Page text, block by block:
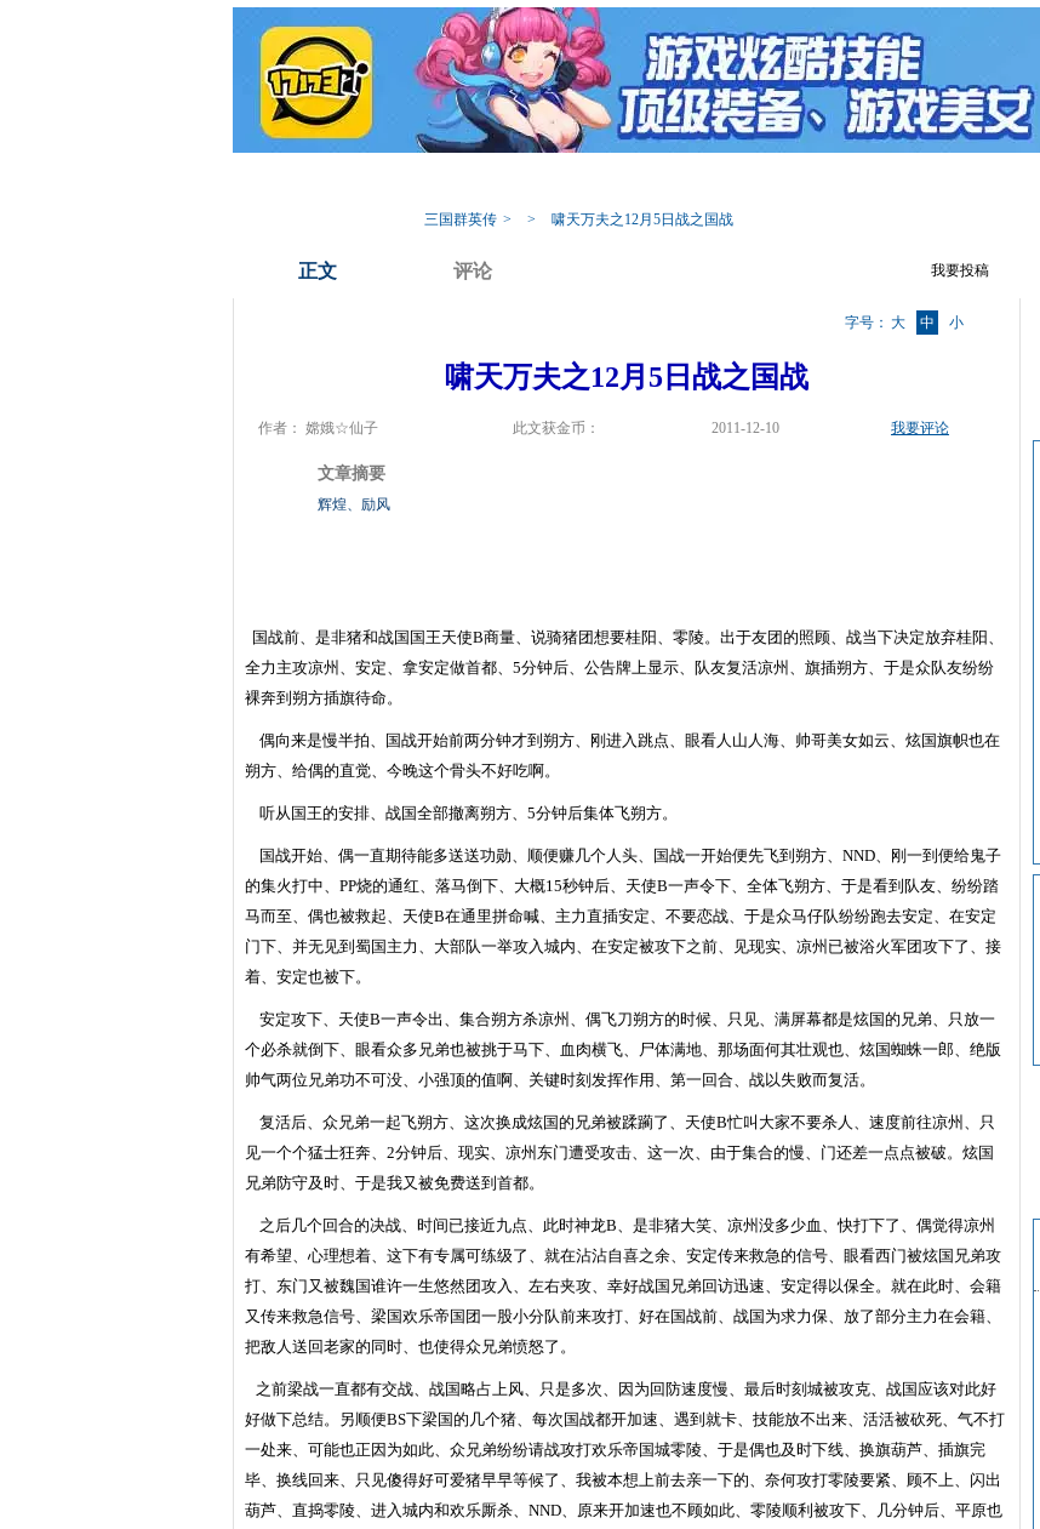
三国群英传 > > 啸天万夫之12月5日战之国战
正文 评论 我要投稿
字号： 大 中 小
啸天万夫之12月5日战之国战
作者： 嫦娥☆仙子 此文获金币： 2011-12-10 我要评论
文章摘要
辉煌、励风
国战前、是非猪和战国国王天使B商量、说骑猪团想要桂阳、零陵。出于友团的照顾、战当下决定放弃桂阳、
全力主攻凉州、安定、拿安定做首都、 5分钟后、公告牌上显示、队友复活凉州、旗插朔方、于是众队友纷纷
裸奔到朔方插旗待命。
偶向来是慢半拍、国战开始前两分钟才到朔方、刚进入跳点、眼看人山人海、帅哥美女如云、炫国旗帜也在
朔方、给偶的直觉、今晚这个骨头不好吃啊。
听从国王的安排、战国全部撤离朔方、 5分钟后集体飞朔方。
国战开始、偶一直期待能多送送功勋、顺便赚几个人头、国战一开始便先飞到朔方、 NND、刚一到便给鬼子
的集火打中、 PP烧的通红、落马倒下、大概15秒钟后、天使B一声令下、全体飞朔方、于是看到队友、纷纷踏
马而至、偶也被救起、天使B在通里拼命喊、主力直插安定、不要恋战、于是众马仔队纷纷跑去安定、在安定
门下、并无见到蜀国主力、大部队一举攻入城内、在安定被攻下之前、见现实、凉州已被浴火军团攻下了、接
着、安定也被下。
安定攻下、天使B一声令出、集合朔方杀凉州、偶飞刀朔方的时候、只见、满屏幕都是炫国的兄弟、只放一
个必杀就倒下、眼看众多兄弟也被挑于马下、血肉横飞、尸体满地、那场面何其壮观也、炫国蜘蛛一郎、绝版
帅气两位兄弟功不可没、小强顶的值啊、关键时刻发挥作用、第一回合、战以失败而复活。
复活后、众兄弟一起飞朔方、这次换成炫国的兄弟被蹂躏了、天使B忙叫大家不要杀人、速度前往凉州、只
见一个个猛士狂奔、 2分钟后、现实、凉州东门遭受攻击、这一次、由于集合的慢、门还差一点点被破。炫国
兄弟防守及时、于是我又被免费送到首都。
之后几个回合的决战、时间已接近九点、此时神龙B、是非猪大笑、凉州没多少血、快打下了、偶觉得凉州
有希望、心理想着、这下有专属可练级了、就在沾沾自喜之余、安定传来救急的信号、眼看西门被炫国兄弟攻
打、东门又被魏国谁许一生悠然团攻入、左右夹攻、幸好战国兄弟回访迅速、安定得以保全。就在此时、会籍
又传来救急信号、梁国欢乐帝国团一股小分队前来攻打、好在国战前、战国为求力保、放了部分主力在会籍、
把敌人送回老家的同时、也使得众兄弟愤怒了。
之前梁战一直都有交战、战国略占上风、只是多次、因为回防速度慢、最后时刻城被攻克、战国应该对此好
好做下总结。另顺便BS下梁国的几个猪、每次国战都开加速、遇到就卡、技能放不出来、活活被砍死、气不打
一处来、可能也正因为如此、众兄弟纷纷请战攻打欢乐帝国城零陵、于是偶也及时下线、换旗葫芦、插旗完
毕、换线回来、只见傻得好可爱猪早早等候了、我被本想上前去亲一下的、奈何攻打零陵要紧、顾不上、闪出
葫芦、直捣零陵、进入城内和欢乐厮杀、 NND、原来开加速也不顾如此、零陵顺利被攻下、几分钟后、平原也